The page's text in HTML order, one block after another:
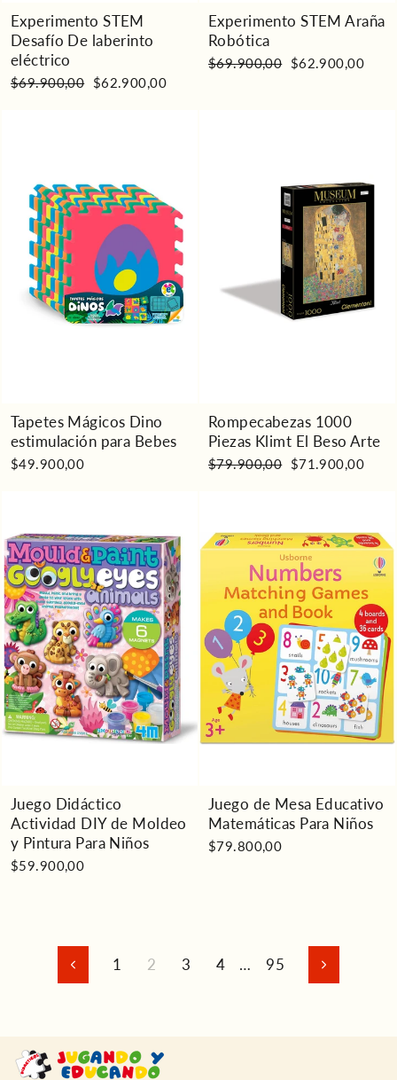
Experimento STEM
Desafío De laberinto
eléctrico
Precio
$69.900,00 Precio
$62.900,00
Experimento STEM Araña
Robótica
Precio
$69.900,00 Precio
$62.900,00
Tapetes Mágicos Dino
estimulación para Bebes
$49.900,00
Rompecabezas 1000
Piezas Klimt El Beso Arte
Precio
$79.900,00 Precio
$71.900,00
Juego Didáctico
Actividad DIY de Moldeo
y Pintura Para Niños
$59.900,00
Juego de Mesa Educativo
Matemáticas Para Niños
$79.800,00
Anterior
1 2 3 4 … 95 Siguiente